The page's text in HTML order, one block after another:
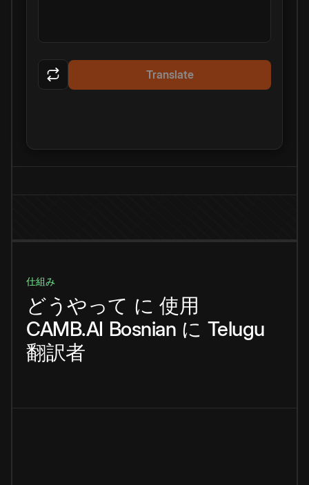
Translate
仕組み
どうやって に 使用
CAMB.AI Bosnian に Telugu
翻訳者